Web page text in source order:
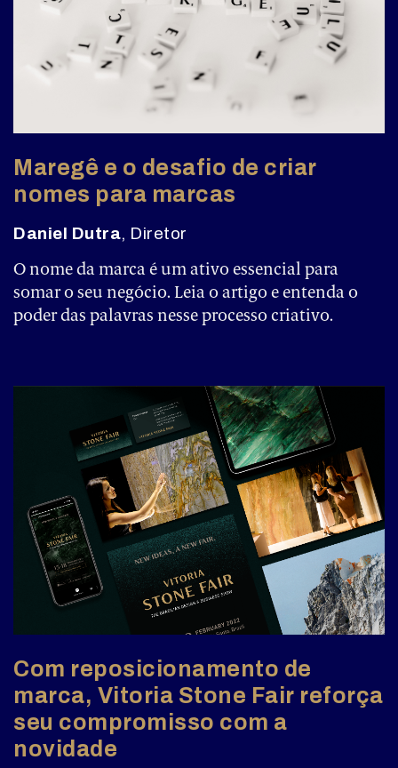
Maregê e o desafio de criar
nomes para marcas
Daniel Dutra, Diretor
O nome da marca é um ativo essencial para
somar o seu negócio. Leia o artigo e entenda o
poder das palavras nesse processo criativo.
Com reposicionamento de
marca, Vitoria Stone Fair reforça
seu compromisso com a
novidade